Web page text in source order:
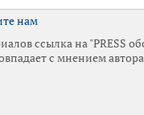
нам
ссылка на "PRESS
с мнением